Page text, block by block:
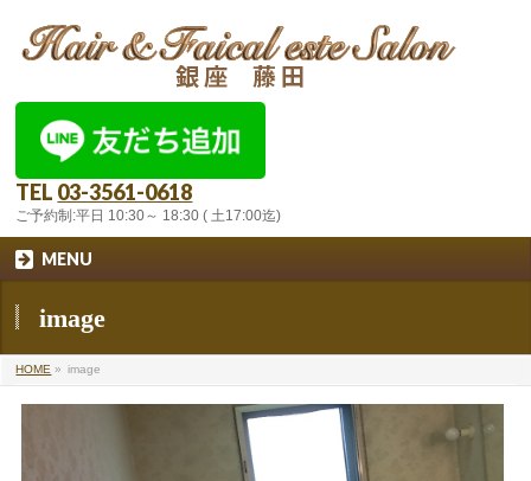
TEL 03-3561-0618
ご予約制:平日 10:30～ 18:30 ( 土17:00迄)
MENU
image
HOME » image